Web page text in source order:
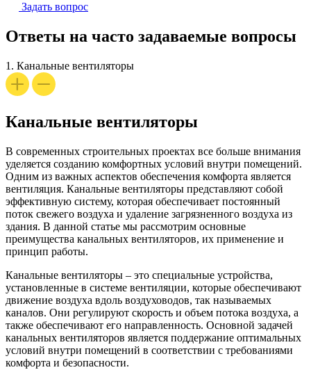
Задать вопрос
Ответы на часто задаваемые вопросы
1. Канальные вентиляторы
Канальные вентиляторы
В современных строительных проектах все больше внимания
уделяется созданию комфортных условий внутри помещений.
Одним из важных аспектов обеспечения комфорта является
вентиляция. Канальные вентиляторы представляют собой
эффективную систему, которая обеспечивает постоянный
поток свежего воздуха и удаление загрязненного воздуха из
здания. В данной статье мы рассмотрим основные
преимущества канальных вентиляторов, их применение и
принцип работы.
Канальные вентиляторы – это специальные устройства,
установленные в системе вентиляции, которые обеспечивают
движение воздуха вдоль воздуховодов, так называемых
каналов. Они регулируют скорость и объем потока воздуха, а
также обеспечивают его направленность. Основной задачей
канальных вентиляторов является поддержание оптимальных
условий внутри помещений в соответствии с требованиями
комфорта и безопасности.